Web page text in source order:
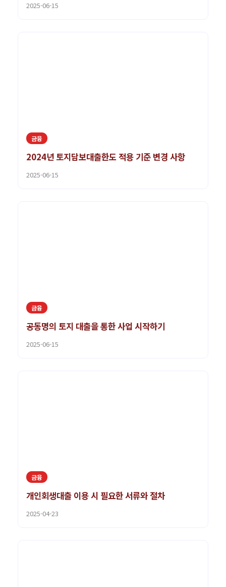
2025-06-15
금융
2024년 토지담보대출한도 적용 기준 변경 사항
2025-06-15
금융
공동명의 토지 대출을 통한 사업 시작하기
2025-06-15
금융
개인회생대출 이용 시 필요한 서류와 절차
2025-04-23